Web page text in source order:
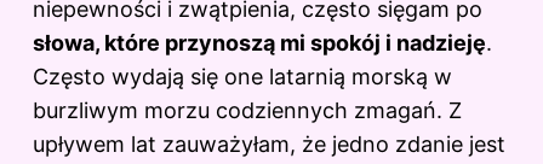
niepewności i zwątpienia, często sięgam po
słowa, które przynoszą mi spokój i nadzieję.
Często wydają się one latarnią morską w
burzliwym morzu codziennych zmagań. Z
upływem lat zauważyłam, że jedno zdanie jest